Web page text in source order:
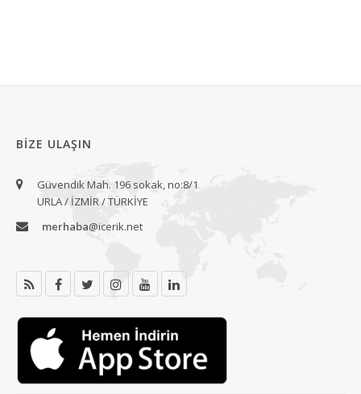
BIZE ULAŞIN
Güvendik Mah. 196 sokak, no:8/1
URLA / İZMİR / TÜRKİYE
merhaba@icerik.net